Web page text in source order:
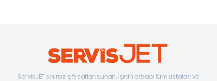
ServisJET sınırsız iş fırsatları sunan, işinin erbabı tüm ustaları ve